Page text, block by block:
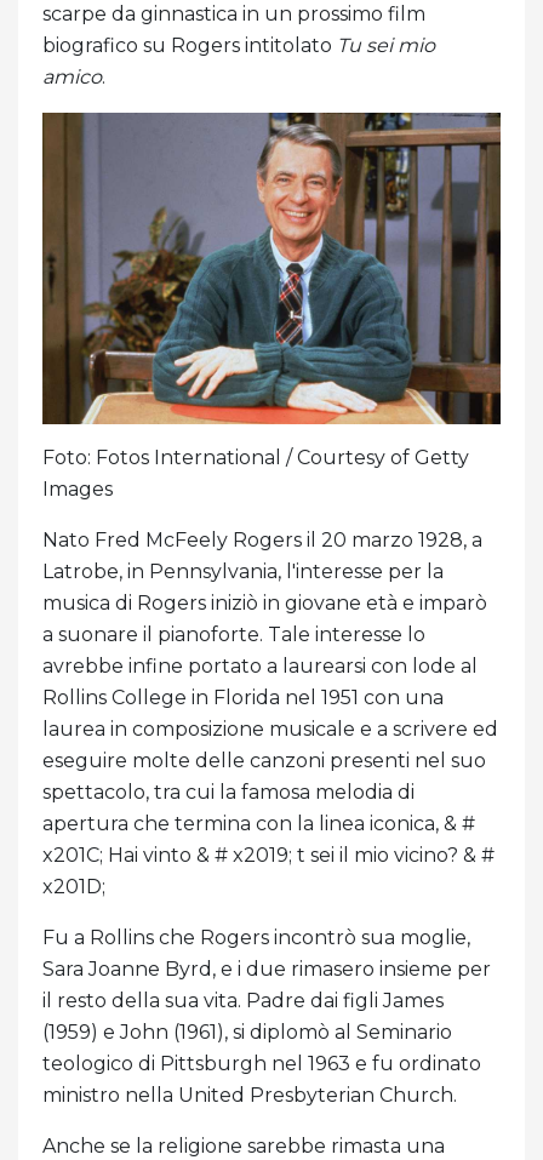
scarpe da ginnastica in un prossimo film
biografico su Rogers intitolato Tu sei mio
amico.
Foto: Fotos International / Courtesy of Getty
Images
Nato Fred McFeely Rogers il 20 marzo 1928, a
Latrobe, in Pennsylvania, l'interesse per la
musica di Rogers iniziò in giovane età e imparò
a suonare il pianoforte. Tale interesse lo
avrebbe infine portato a laurearsi con lode al
Rollins College in Florida nel 1951 con una
laurea in composizione musicale e a scrivere ed
eseguire molte delle canzoni presenti nel suo
spettacolo, tra cui la famosa melodia di
apertura che termina con la linea iconica, & #
x201C; Hai vinto & # x2019; t sei il mio vicino? & #
x201D;
Fu a Rollins che Rogers incontrò sua moglie,
Sara Joanne Byrd, e i due rimasero insieme per
il resto della sua vita. Padre dai figli James
(1959) e John (1961), si diplomò al Seminario
teologico di Pittsburgh nel 1963 e fu ordinato
ministro nella United Presbyterian Church.
Anche se la religione sarebbe rimasta una